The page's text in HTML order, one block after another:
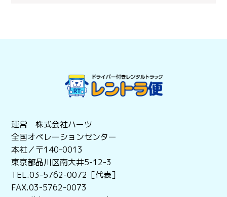
運営 株式会社ハーツ
全国オペレーションセンター
本社／〒140-0013
東京都品川区南大井5-12-3
TEL.03-5762-0072［代表］
FAX.03-5762-0073